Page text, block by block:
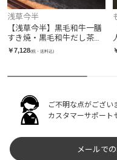
浅草今半
【浅草今半】黒毛和牛一膳
すき焼・黒毛和牛だし茶漬
け（各2食入り）
￥7,128(税・送料込)
ご不明な点がござい
カスタマーサポート
メールで